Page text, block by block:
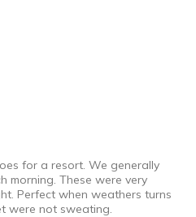
for Wearing
for a resort. We generally
morning. These were very
Perfect when weathers turns
were not sweating.